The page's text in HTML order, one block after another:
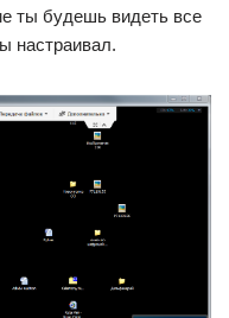
ты будешь видеть все
настраивал.